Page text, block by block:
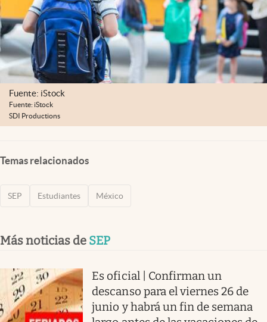
Fuente: iStock
Fuente: iStock
SDI Productions
Temas relacionados
SEP Estudiantes México
Más noticias de SEP
Es oficial | Confirman un
descanso para el viernes 26 de
junio y habrá un fin de semana